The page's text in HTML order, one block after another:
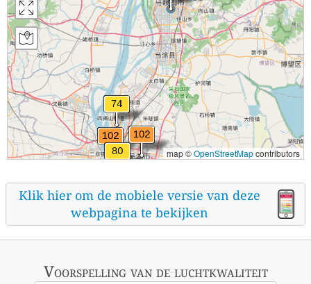
map ©OpenStreetMapcontributors
Klik hier om de mobiele versie van deze
webpagina te bekijken
Voorspelling van de luchtkwaliteit